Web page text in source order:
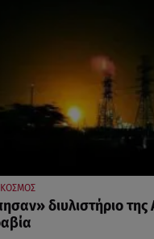
ΚΟΣΜΟΣ
διυλιστήριο